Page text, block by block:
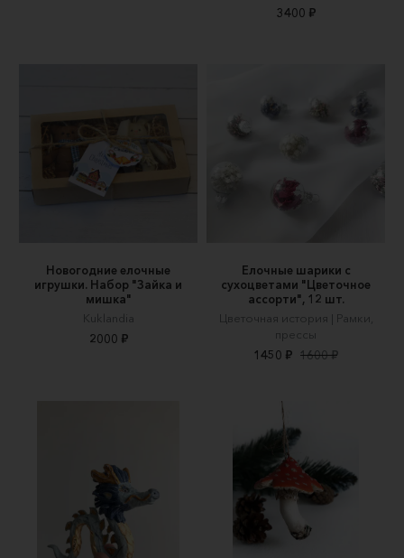
3400 ₽
Новогодние елочные
игрушки. Набор "Зайка и
мишка"
Kuklandia
2000 ₽
Елочные шарики с
сухоцветами "Цветочное
ассорти", 12 шт.
Цветочная история | Рамки,
прессы
1450 ₽ 1600 ₽